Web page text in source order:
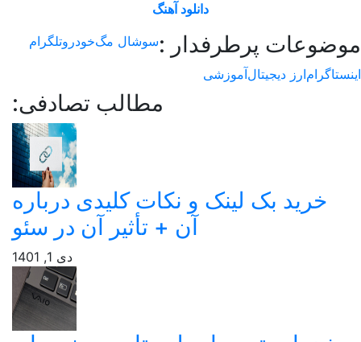
دانلود آهنگ
پرطرفدار : سوشال مگخودروتلگرام
ارز دیجیتالآموزشی
مطالب تصادفی:
خرید بک لینک و نکات کلیدی درباره
آن + تأثیر آن در سئو